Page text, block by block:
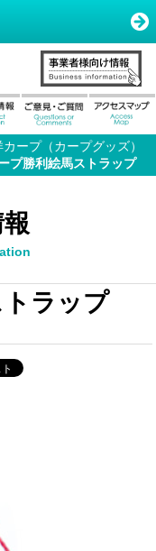
ープ（カープグッズ）
プ勝利絵馬ストラップ
ラップ